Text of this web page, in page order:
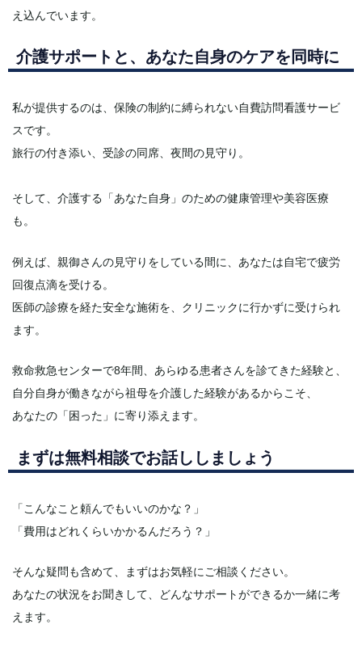
え込んでいます。
介護サポートと、あなた自身のケアを同時に
私が提供するのは、保険の制約に縛られない自費訪問看護サービ
スです。
旅行の付き添い、受診の同席、夜間の見守り。
そして、介護する「あなた自身」のための健康管理や美容医療
も。
例えば、親御さんの見守りをしている間に、あなたは自宅で疲労
回復点滴を受ける。
医師の診療を経た安全な施術を、クリニックに行かずに受けられ
ます。
救命救急センターで8年間、あらゆる患者さんを診てきた経験と、
自分自身が働きながら祖母を介護した経験があるからこそ、
あなたの「困った」に寄り添えます。
まずは無料相談でお話ししましょう
「こんなこと頼んでもいいのかな？」
「費用はどれくらいかかるんだろう？」
そんな疑問も含めて、まずはお気軽にご相談ください。
あなたの状況をお聞きして、どんなサポートができるか一緒に考
えます。